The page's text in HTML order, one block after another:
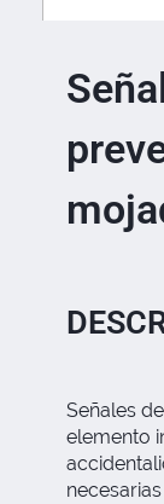
Señales
elemento